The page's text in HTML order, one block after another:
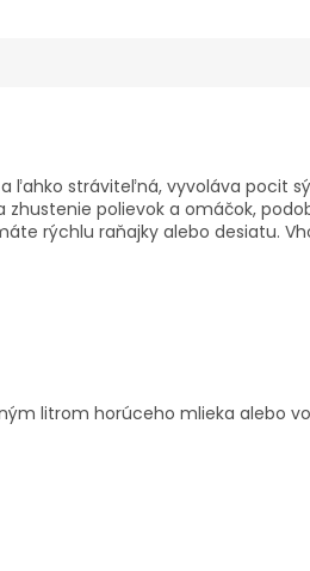
ľahko stráviteľná, vyvoláva pocit
zhustenie polievok a omáčok,
rýchlu raňajky alebo desiatu.
litrom horúceho mlieka alebo